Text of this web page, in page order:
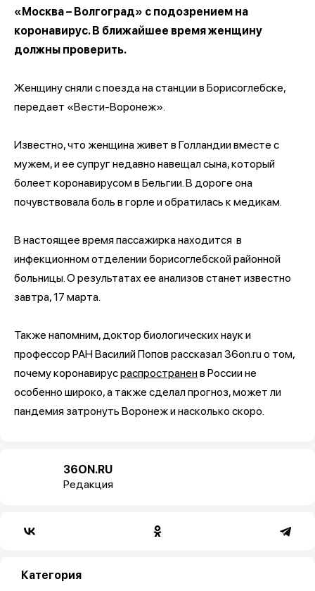
«Москва – Волгоград» с подозрением на
коронавирус. В ближайшее время женщину
должны проверить.
Женщину сняли с поезда на станции в Борисоглебске,
передает «Вести-Воронеж».
Известно, что женщина живет в Голландии вместе с
мужем, и ее супруг недавно навещал сына, который
болеет коронавирусом в Бельгии. В дороге она
почувствовала боль в горле и обратилась к медикам.
В настоящее время пассажирка находится в
инфекционном отделении борисоглебской районной
больницы. О результатах ее анализов станет известно
завтра, 17 марта.
Также напомним, доктор биологических наук и
профессор РАН Василий Попов рассказал 36on.ru о том,
почему коронавирусраспространенв России не
особенно широко, а также сделал прогноз, может ли
пандемия затронуть Воронеж и насколько скоро.
36ON.RU
Редакция
Категория